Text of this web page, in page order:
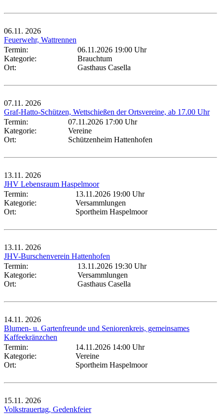
06.11. 2026
Feuerwehr, Wattrennen
Termin:
06.11.2026 19:00 Uhr
Kategorie:
Brauchtum
Ort:
Gasthaus Casella
07.11. 2026
Graf-Hatto-Schützen, Wettschießen der Ortsvereine, ab 17.00 Uhr
Termin:
07.11.2026 17:00 Uhr
Kategorie:
Vereine
Ort:
Schützenheim Hattenhofen
13.11. 2026
JHV Lebensraum Haspelmoor
Termin:
13.11.2026 19:00 Uhr
Kategorie:
Versammlungen
Ort:
Sportheim Haspelmoor
13.11. 2026
JHV-Burschenverein Hattenhofen
Termin:
13.11.2026 19:30 Uhr
Kategorie:
Versammlungen
Ort:
Gasthaus Casella
14.11. 2026
Blumen- u. Gartenfreunde und Seniorenkreis, gemeinsames
Kaffeekränzchen
Termin:
14.11.2026 14:00 Uhr
Kategorie:
Vereine
Ort:
Sportheim Haspelmoor
15.11. 2026
Volkstrauertag, Gedenkfeier